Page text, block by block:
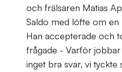
och frälsaren Matias
Saldo med löfte om en
Han accepterade och
frågade - Varför jobbar
inget bra svar, vi tyckte